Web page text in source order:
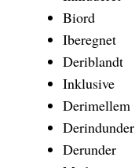
Biord
Iberegnet
Deriblandt
Inklusive
Derimellem
Derindunder
Derunder